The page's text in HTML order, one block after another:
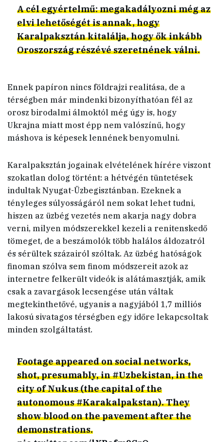
A cél egyértelmű: megakadályozni még az
elvi lehetőségét is annak, hogy
Karalpaksztán kitalálja, hogy ők inkább
Oroszország részévé szeretnének válni.
Ennek papíron nincs földrajzi realitása, de a
térségben már mindenki bizonyíthatóan fél az
orosz birodalmi álmoktól még úgy is, hogy
Ukrajna miatt most épp nem valószínű, hogy
máshova is képesek lennének benyomulni.
Karalpaksztán jogainak elvételének hírére viszont
szokatlan dolog történt: a hétvégén tüntetések
indultak Nyugat-Üzbegisztánban. Ezeknek a
tényleges súlyosságáról nem sokat lehet tudni,
hiszen az üzbég vezetés nem akarja nagy dobra
verni, milyen módszerekkel kezeli a renitenskedő
tömeget, de a beszámolók több halálos áldozatról
és sérültek százairól szóltak. Az üzbég hatóságok
finoman szólva sem finom módszereit azok az
internetre felkerült videók is alátámasztják, amik
csak a zavargások lecsengése után váltak
megtekinthetővé, ugyanis a nagyjából 1,7 milliós
lakosú sivatagos térségben egy időre lekapcsoltak
minden szolgáltatást.
Footage appeared on social networks,
shot, presumably, in#Uzbekistan, in the
city of Nukus (the capital of the
autonomous#Karakalpakstan). They
show blood on the pavement after the
demonstrations.